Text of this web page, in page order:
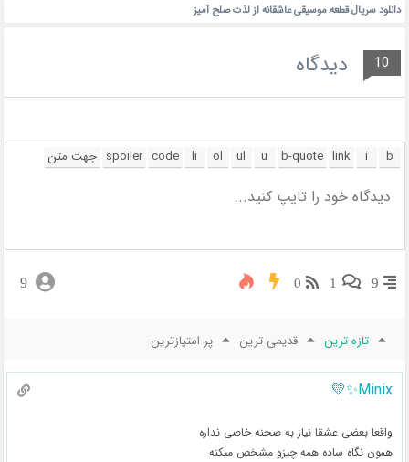
دانلود سریال قطعه موسیقی عاشقانه از لذت صلح آمیز
10 دیدگاه
9
1
0
9
تازه ترین قدیمی ترین پر امتیازترین
Minix✨💛
واقعا بعضی عشقا نیاز به صحنه خاصی نداره
همون نگاه ساده همه چیزو مشخص میکنه